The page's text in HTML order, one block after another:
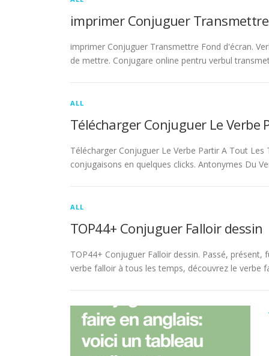
imprimer Conjuguer
imprimer Conjuguer Transmettre Fond d'écran.
de mettre. Conjugare online pentru verbul
ALL
Télécharger Conjuguer Le Verbe
Télécharger Conjuguer Le Verbe Partir A Tout
conjugaisons en quelques clicks. Antonymes Du
ALL
TOP44+ Conjuguer Falloir dessin
TOP44+ Conjuguer Falloir dessin. Passé,
verbe falloir à tous les temps, découvrez le verbe